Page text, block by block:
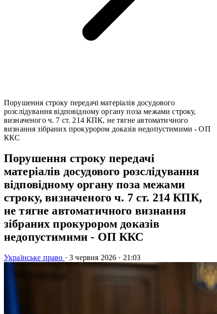
Порушення строку передачі матеріалів досудового
розслідування відповідному органу поза межами строку,
визначеного ч. 7 ст. 214 КПК, не тягне автоматичного
визнання зібраних прокурором доказів недопустимими - ОП
ККС
Порушення строку передачі
матеріалів досудового розслідування
відповідному органу поза межами
строку, визначеного ч. 7 ст. 214 КПК,
не тягне автоматичного визнання
зібраних прокурором доказів
недопустимими - ОП ККС
Українське право · 3 червня 2026 · 21:03